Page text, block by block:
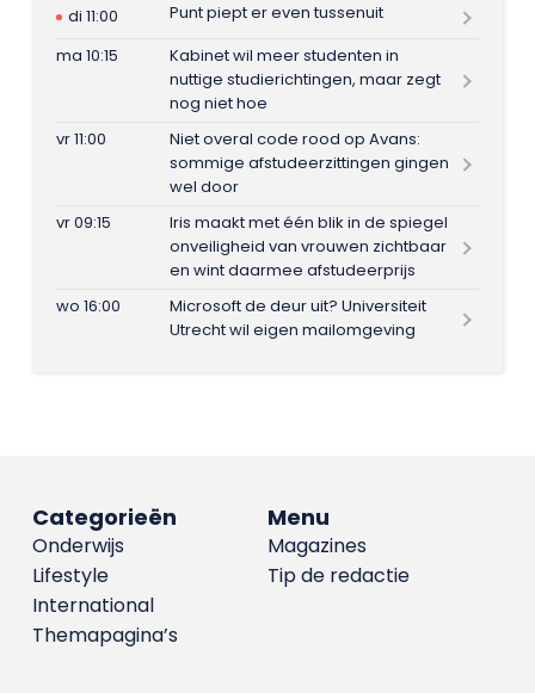
di 11:00
Punt piept er even tussenuit
ma 10:15
Kabinet wil meer studenten in
nuttige studierichtingen, maar zegt
nog niet hoe
vr 11:00
Niet overal code rood op Avans:
sommige afstudeerzittingen gingen
wel door
vr 09:15
Iris maakt met één blik in de spiegel
onveiligheid van vrouwen zichtbaar
en wint daarmee afstudeerprijs
wo 16:00
Microsoft de deur uit? Universiteit
Utrecht wil eigen mailomgeving
Menu
Magazines
Tip de redactie
Categorieën
Onderwijs
Lifestyle
International
Themapagina’s